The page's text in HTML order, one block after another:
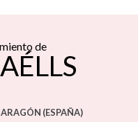
de
ARAGÓN (ESPAÑA)